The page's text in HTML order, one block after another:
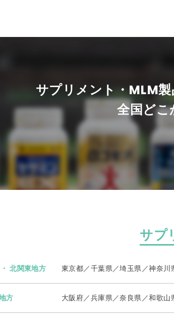
サプリメント・MLM
全国どこ
サプ
北関東地方 東京都／千葉県／埼玉県／神奈
方 大阪府／兵庫県／奈良県／和歌